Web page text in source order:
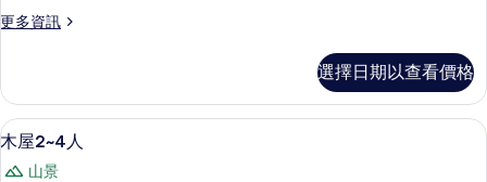
的
有
相
片
更多資訊
更
兩
小
床
詳
選擇日期以查看價格
顯
示
木屋2~4人 | 遮光布/窗簾、免費無線上
9
木屋2~4人
山景